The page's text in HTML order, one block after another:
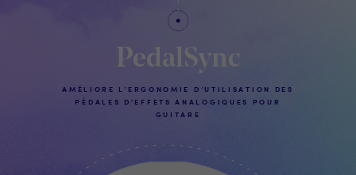
PedalSync
AMÉLIORE L’ERGONOMIE D’UTILISATION DES
PÉDALES D'EFFETS ANALOGIQUES POUR
GUITARE